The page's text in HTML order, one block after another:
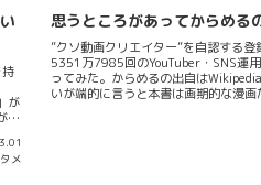
が
夜」4月9日発売！｜PressWalkerより
原作を・カティアが作画をそれぞれ
バキスタン」は第四巻をして新たなる
「王と貴族に支配された時代」をテ
いるこの第四巻では「革命前の封建
が
メ
思うところがあってからめる
”クソ動画クリエイター”を自認する
5351万7985回のYouTuber・SNS運
ってみた。からめるの出自は
いが端的に言うと本書は画期的な漫
いると私が勝手に考えるのはやはり
る。少なくとも本書の理論的下敷き